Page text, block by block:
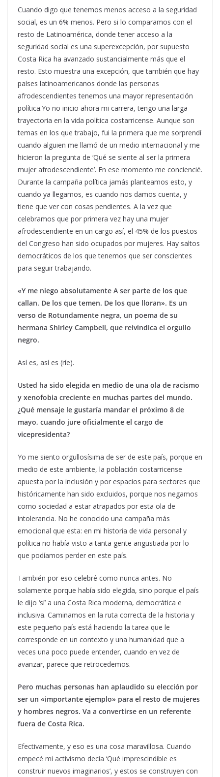
Cuando digo que tenemos menos acceso a la seguridad
social, es un 6% menos. Pero si lo comparamos con el
resto de Latinoamérica, donde tener acceso a la
seguridad social es una superexcepción, por supuesto
Costa Rica ha avanzado sustancialmente más que el
resto. Esto muestra una excepción, que también que hay
países latinoamericanos donde las personas
afrodescendientes tenemos una mayor representación
política.Yo no inicio ahora mi carrera, tengo una larga
trayectoria en la vida política costarricense. Aunque son
temas en los que trabajo, fui la primera que me sorprendí
cuando alguien me llamó de un medio internacional y me
hicieron la pregunta de ‘Qué se siente al ser la primera
mujer afrodescendiente’. En ese momento me conciencié.
Durante la campaña política jamás planteamos esto, y
cuando ya llegamos, es cuando nos damos cuenta, y
tiene que ver con cosas pendientes. A la vez que
celebramos que por primera vez hay una mujer
afrodescendiente en un cargo así, el 45% de los puestos
del Congreso han sido ocupados por mujeres. Hay saltos
democráticos de los que tenemos que ser conscientes
para seguir trabajando.
«Y me niego absolutamente A ser parte de los que
callan. De los que temen. De los que lloran». Es un
verso de Rotundamente negra, un poema de su
hermana Shirley Campbell, que reivindica el orgullo
negro.
Así es, así es (ríe).
Usted ha sido elegida en medio de una ola de racismo
y xenofobia creciente en muchas partes del mundo.
¿Qué mensaje le gustaría mandar el próximo 8 de
mayo, cuando jure oficialmente el cargo de
vicepresidenta?
Yo me siento orgullosísima de ser de este país, porque en
medio de este ambiente, la población costarricense
apuesta por la inclusión y por espacios para sectores que
históricamente han sido excluidos, porque nos negamos
como sociedad a estar atrapados por esta ola de
intolerancia. No he conocido una campaña más
emocional que esta: en mi historia de vida personal y
política no había visto a tanta gente angustiada por lo
que podíamos perder en este país.
También por eso celebré como nunca antes. No
solamente porque había sido elegida, sino porque el país
le dijo ‘sí’ a una Costa Rica moderna, democrática e
inclusiva. Caminamos en la ruta correcta de la historia y
este pequeño país está haciendo la tarea que le
corresponde en un contexto y una humanidad que a
veces una poco puede entender, cuando en vez de
avanzar, parece que retrocedemos.
Pero muchas personas han aplaudido su elección por
ser un «importante ejemplo» para el resto de mujeres
y hombres negros. Va a convertirse en un referente
fuera de Costa Rica.
Efectivamente, y eso es una cosa maravillosa. Cuando
empecé mi activismo decía ‘Qué imprescindible es
construir nuevos imaginarios’, y estos se construyen con